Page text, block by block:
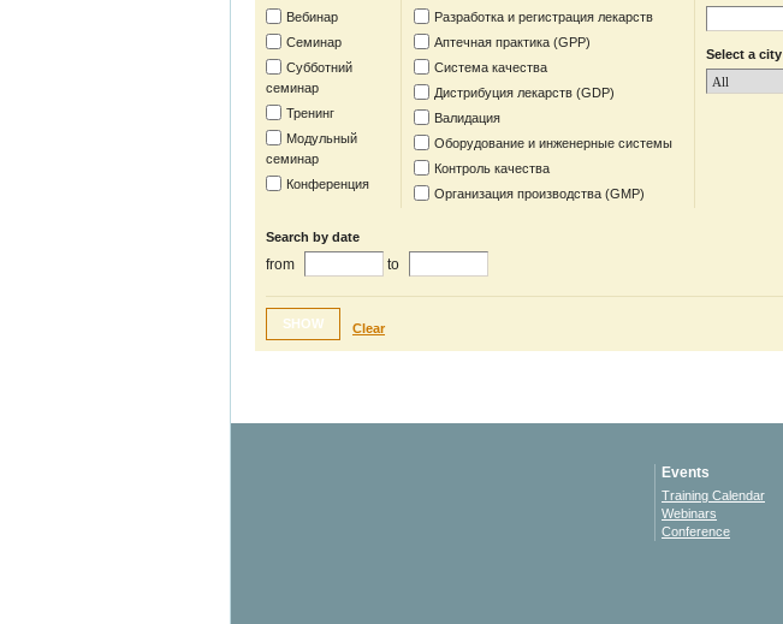
Вебинар
Семинар
Субботний
семинар
Тренинг
Модульный
семинар
Конференция
Разработка и регистрация лекарств
Аптечная практика (GPP)
Система качества
Дистрибуция лекарств (GDP)
Валидация
Оборудование и инженерные системы
Контроль качества
Организация производства (GMP)
Select a city
Search by date
from to
SHOW Clear
Events
Training Calendar
Webinars
Conference